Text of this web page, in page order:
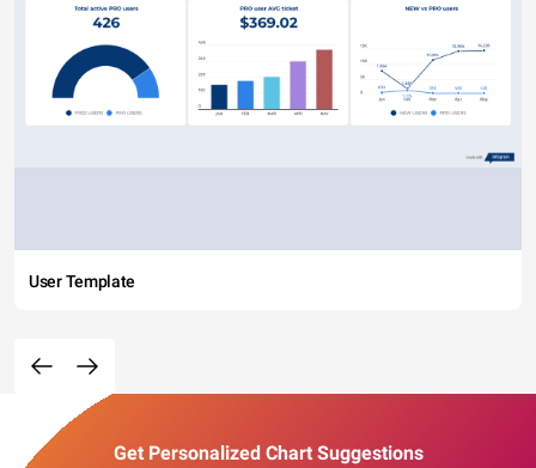
User Template
Get Personalized Chart Suggestions